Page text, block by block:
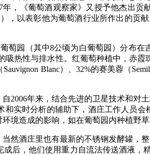
年，《葡萄酒观察家》又授予他杰出贡
），以表彰他为葡萄酒行业所作出的
萄园（其中8公顷为白葡萄园）分布
热性与排水性。红葡萄种植中，赤霞
Blanc）、32%的赛美蓉（
2006年来，结合先进的卫星技术和
实时分析的辅助下，酒庄工作人员
境造成的影响，如在葡萄园内种植野
然酒庄里也有最新的不锈钢发酵罐
后，他们使用重力自流法传送酒液